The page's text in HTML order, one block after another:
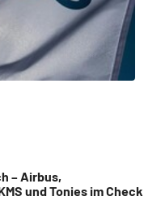
– Airbus,
und Tonies im Check